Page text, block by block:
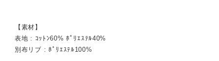
【素材】
表地 : ｺｯﾄﾝ60% ﾎﾟﾘｴｽﾃﾙ40%
別布リブ : ﾎﾟﾘｴｽﾃﾙ100%